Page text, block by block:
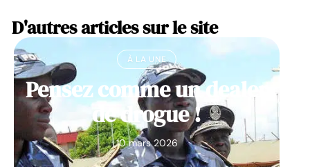
D'autres articles sur le site
À LA UNE
Pensez comme un dealer
de drogue !
10 mars 2026